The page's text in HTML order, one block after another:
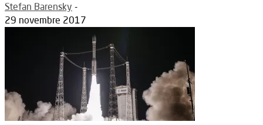
Stefan Barensky -
29 novembre 2017